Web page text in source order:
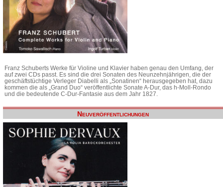
Franz Schuberts Werke für Violine und Klavier haben genau den Umfang, der
auf zwei CDs passt. Es sind die drei Sonaten des Neunzehnjährigen, die der
geschäftstüchtige Verleger Diabelli als „Sonatinen“ herausgegeben hat, dazu
kommen die als „Grand Duo“ veröffentlichte Sonate A-Dur, das h-Moll-Rondo
und die bedeutende C-Dur-Fantasie aus dem Jahr 1827.
Neuveröffentlichungen